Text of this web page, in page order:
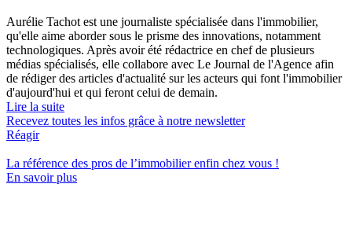
Aurélie Tachot est une journaliste spécialisée dans l'immobilier,
qu'elle aime aborder sous le prisme des innovations, notamment
technologiques. Après avoir été rédactrice en chef de plusieurs
médias spécialisés, elle collabore avec Le Journal de l'Agence afin
de rédiger des articles d'actualité sur les acteurs qui font l'immobilier
d'aujourd'hui et qui feront celui de demain.
Lire la suite
Recevez toutes les infos grâce à notre newsletter
Réagir
La référence des pros de l’immobilierenfin chez vous !
En savoir plus